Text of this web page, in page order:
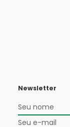
Newsletter